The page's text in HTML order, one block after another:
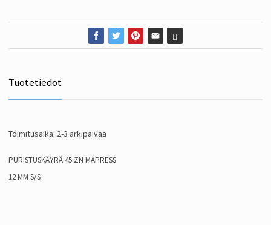
Tuotetiedot
Toimitusaika: 2-3 arkipäivää
PURISTUSKÄYRÄ 45 ZN MAPRESS
12 MM S/S